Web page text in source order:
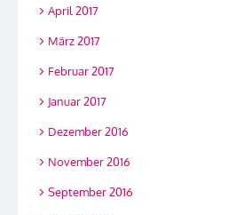
April 2017
März 2017
Februar 2017
Januar 2017
Dezember 2016
November 2016
September 2016